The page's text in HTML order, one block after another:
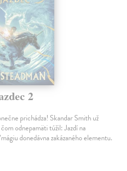
2
prichádza! Skandar Smith už
odnepamäti túžil: Jazdí na
donedávna zakázaného elementu.